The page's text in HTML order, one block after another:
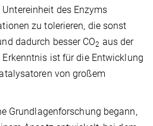
des Enzyms
zu tolerieren, die sonst
dadurch besser CO2 aus der
ist für die Entwicklung
von großem
Grundlagenforschung begann,